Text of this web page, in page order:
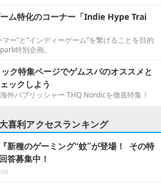
ム特化のコーナー「Indie Hype Trai
ー”と“インディーゲーム”を繋げることを目的
特別企画。
ク特集ページでゲムスパのオススメと
ックしよう
外パブリッシャー THQ Nordicを徹底特集！
喜利アクセスランキング
『新種のゲーミング“蚊”が登場！ その特
答募集中！